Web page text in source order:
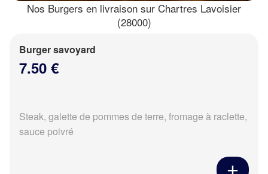
Nos Burgers en livraison sur Chartres Lavoisier
(28000)
Burger savoyard
7.50 €
Steak, galette de pommes de terre, fromage à raclette,
sauce poivré